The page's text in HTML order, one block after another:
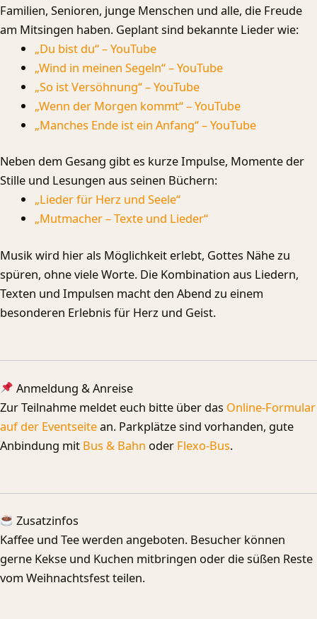
Familien, Senioren, junge Menschen und alle, die Freude
am Mitsingen haben. Geplant sind bekannte Lieder wie:
„Du bist du“ – YouTube
„Wind in meinen Segeln“ – YouTube
„So ist Versöhnung“ – YouTube
„Wenn der Morgen kommt“ – YouTube
„Manches Ende ist ein Anfang“ – YouTube
Neben dem Gesang gibt es kurze Impulse, Momente der
Stille und Lesungen aus seinen Büchern:
„Lieder für Herz und Seele“
„Mutmacher – Texte und Lieder“
Musik wird hier als Möglichkeit erlebt, Gottes Nähe zu
spüren, ohne viele Worte. Die Kombination aus Liedern,
Texten und Impulsen macht den Abend zu einem
besonderen Erlebnis für Herz und Geist.
Anmeldung & Anreise
Zur Teilnahme meldet euch bitte über das Online-Formular
auf der Eventseitean. Parkplätze sind vorhanden, gute
Anbindung mit Bus & Bahn oder Flexo-Bus.
Zusatzinfos
Kaffee und Tee werden angeboten. Besucher können
gerne Kekse und Kuchen mitbringen oder die süßen Reste
vom Weihnachtsfest teilen.